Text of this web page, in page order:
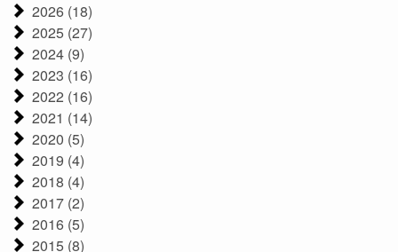
2026 (18)
2025 (27)
2024 (9)
2023 (16)
2022 (16)
2021 (14)
2020 (5)
2019 (4)
2018 (4)
2017 (2)
2016 (5)
2015 (8)